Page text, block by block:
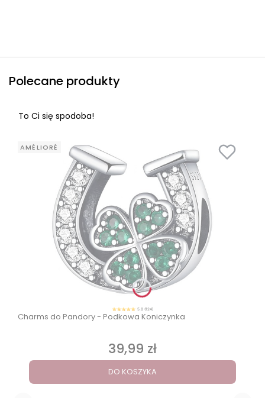
Polecane produkty
To Ci się spodoba!
AMÉLIORÉ
5.0 (124)
Charms do Pandory - Podkowa Koniczynka
Cena
39,99 zł
DO KOSZYKA